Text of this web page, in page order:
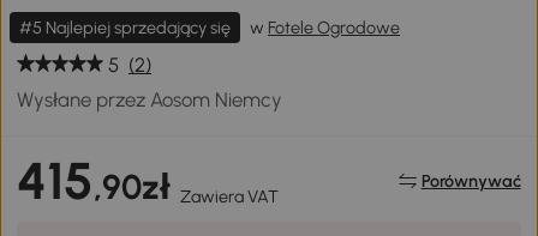
#5 Najlepiej sprzedający się w Fotele Ogrodowe
5 (2)
Wysłane przez Aosom Niemcy
415,90zł Zawiera VAT
Porównywać